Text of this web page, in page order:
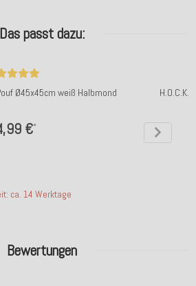
Bewertungen
Das passt dazu:
Ø45x45cm weiß Halbmond
€*
ca. 14 Werktage